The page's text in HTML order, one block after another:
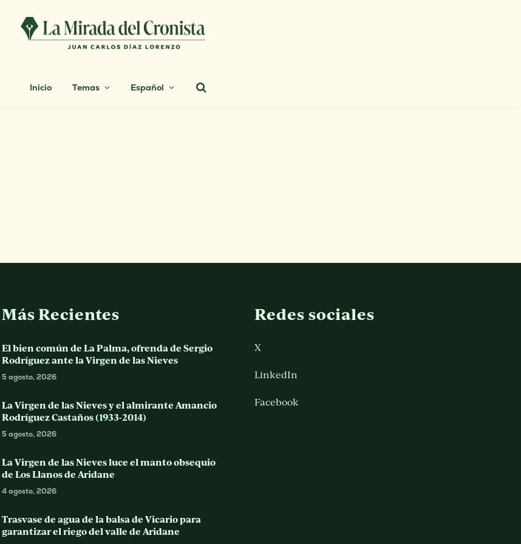
Inicio Temas Español
Más Recientes
El bien común de La Palma, ofrenda de Sergio
Rodríguez ante la Virgen de las Nieves
5 agosto, 2026
La Virgen de las Nieves y el almirante Amancio
Rodríguez Castaños (1933-2014)
5 agosto, 2026
La Virgen de las Nieves luce el manto obsequio
de Los Llanos de Aridane
4 agosto, 2026
Trasvase de agua de la balsa de Vicario para
garantizar el riego del valle de Aridane
Redes sociales
X
LinkedIn
Facebook